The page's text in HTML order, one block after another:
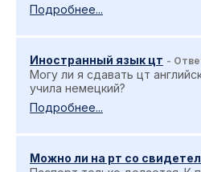
Подробнее...
Иностранный язык цт -
Могу ли я сдавать цт
учила немецкий?
Подробнее...
Можно ли на рт со